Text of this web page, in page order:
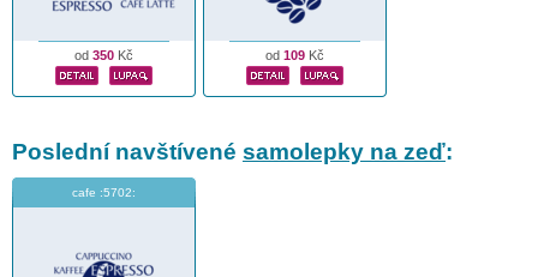
od 350 Kč od 109 Kč
Poslední navštívené samolepky na zeď:
cafe :5702: